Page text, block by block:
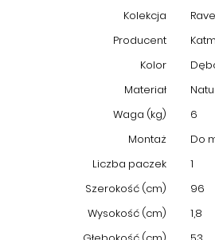
ładnym, funkcjonalnym i
Kolekcja
Producent
Kolor
Materiał
Waga (kg)
6
Montaż
Do
Liczba paczek
1
Szerokość (cm)
96
Wysokość (cm)
1,8